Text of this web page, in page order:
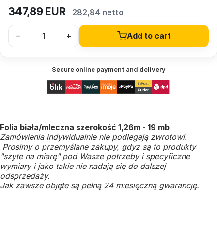
347,89EUR 282,84 netto
– + Add to cart
Secure online payment and delivery
Folia biała/mleczna szerokość 1,26m - 19 mb
Zamówienia indywidualnie nie podlegają zwrotowi.
Prosimy o przemyślane zakupy, gdyż są to produkty
"szyte na miarę" pod Wasze potrzeby i specyficzne
wymiary i jako takie nie nadają się do dalszej
odsprzedaży.
Jak zawsze objęte są pełną 24 miesięczną gwarancję.